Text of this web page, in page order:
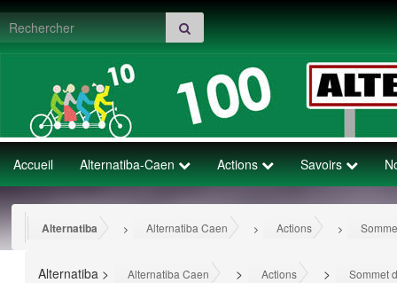
Search for:
Accueil Alternatiba-Caen Actions Savoirs
Alternatiba > Alternatiba Caen > Actions >
Alternatiba > Alternatiba Caen > Actions >
Sommet